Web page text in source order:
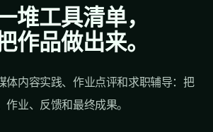
堆工具清单，
作品做出来。
体内容实践、作业点评和求职辅导：把
业、反馈和最终成果。